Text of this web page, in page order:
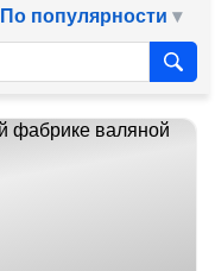
По популярности